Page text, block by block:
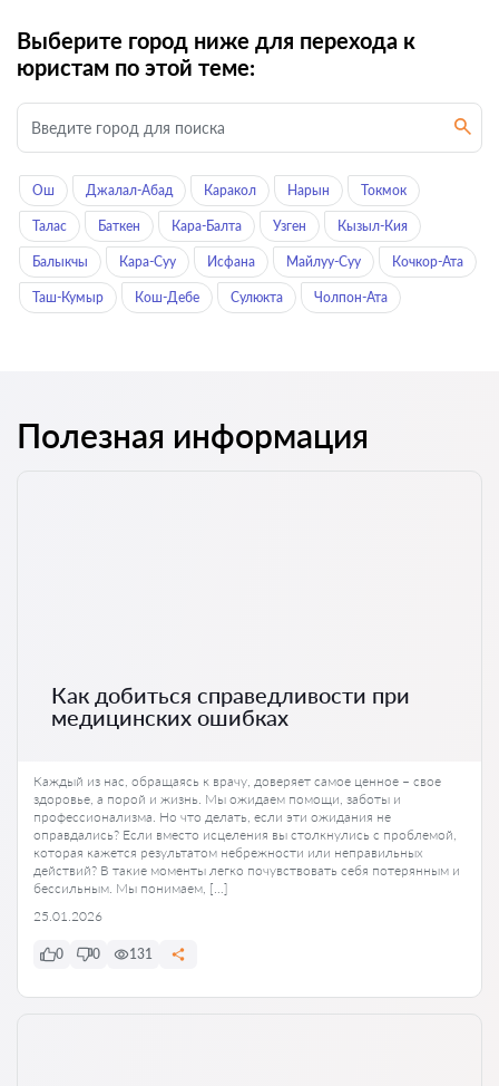
Выберите город ниже для перехода к
юристам по этой теме:
Ош Джалал-Абад Каракол Нарын Токмок
Талас Баткен Кара-Балта Узген Кызыл-Кия
Балыкчы Кара-Суу Исфана Майлуу-Суу Кочкор-Ата
Таш-Кумыр Кош-Дебе Сулюкта Чолпон-Ата
Полезная информация
Как добиться справедливости при
медицинских ошибках
Каждый из нас, обращаясь к врачу, доверяет самое ценное – свое
здоровье, а порой и жизнь. Мы ожидаем помощи, заботы и
профессионализма. Но что делать, если эти ожидания не
оправдались? Если вместо исцеления вы столкнулись с проблемой,
которая кажется результатом небрежности или неправильных
действий? В такие моменты легко почувствовать себя потерянным и
бессильным. Мы понимаем, […]
25.01.2026
0 0 131